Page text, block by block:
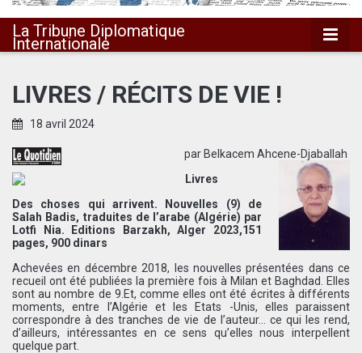
Internationale
La Tribune Diplomatique
Internationale
LIVRES / RÉCITS DE VIE !
18 avril 2024
par Belkacem Ahcene-Djaballah
Livres
Des choses qui arrivent. Nouvelles (9) de
Salah Badis, traduites de l’arabe (Algérie) par
Lotfi Nia. Editions Barzakh, Alger 2023,151
pages, 900 dinars
Achevées en décembre 2018, les nouvelles présentées dans ce
recueil ont été publiées la première fois à Milan et Baghdad. Elles
sont au nombre de 9.Et, comme elles ont été écrites à différents
moments, entre l’Algérie et les Etats -Unis, elles paraissent
correspondre à des tranches de vie de l’auteur… ce qui les rend,
d’ailleurs, intéressantes en ce sens qu’elles nous interpellent
quelque part.